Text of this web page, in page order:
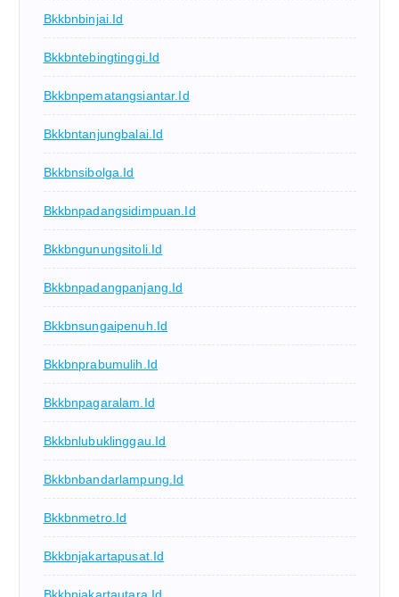
Bkkbnbinjai.id
Bkkbntebingtinggi.id
Bkkbnpematangsiantar.id
Bkkbntanjungbalai.id
Bkkbnsibolga.id
Bkkbnpadangsidimpuan.id
Bkkbngunungsitoli.id
Bkkbnpadangpanjang.id
Bkkbnsungaipenuh.id
Bkkbnprabumulih.id
Bkkbnpagaralam.id
Bkkbnlubuklinggau.id
Bkkbnbandarlampung.id
Bkkbnmetro.id
Bkkbnjakartapusat.id